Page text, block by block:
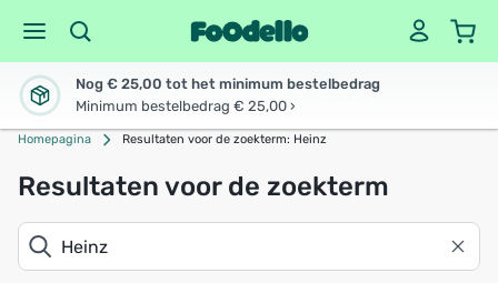
Nog € 25,00 tot het minimum bestelbedrag
Minimum bestelbedrag € 25,00 ›
Homepagina Resultaten voor de zoekterm: Heinz
Resultaten voor de zoekterm